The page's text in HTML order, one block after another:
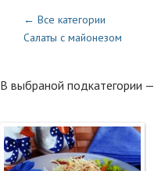
← Все категории
Салаты с майонезом
В выбраной подкатегории —